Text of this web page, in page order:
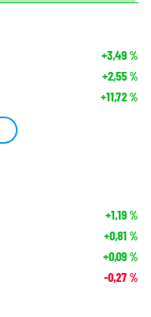
+3,49%
+2,55%
+11,72%
+1,19%
+0,81 %
+0,09%
-0,27%